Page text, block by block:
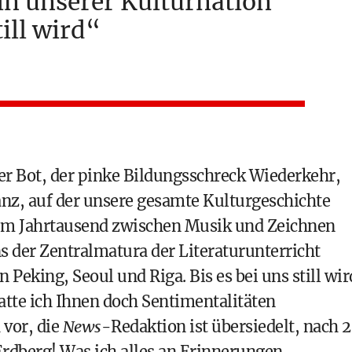
wird
Bot, der pinke Bildungsschreck Wiederkehr,
auf der unsere gesamte Kulturgeschichte
Jahrtausend zwischen Musik und Zeichnen
der Zentralmatura der Literaturunterricht
Seoul und Riga. Bis es bei uns still
ich Ihnen doch Sentimentalitäten
vor, die News-Redaktion ist übersiedelt, nach